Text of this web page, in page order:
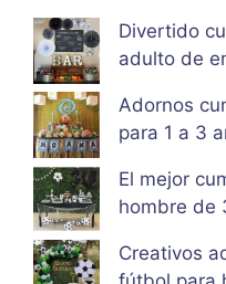
Divertido
adulto de
Adornos
para 1 a 3
El mejor
hombre de
Creativos